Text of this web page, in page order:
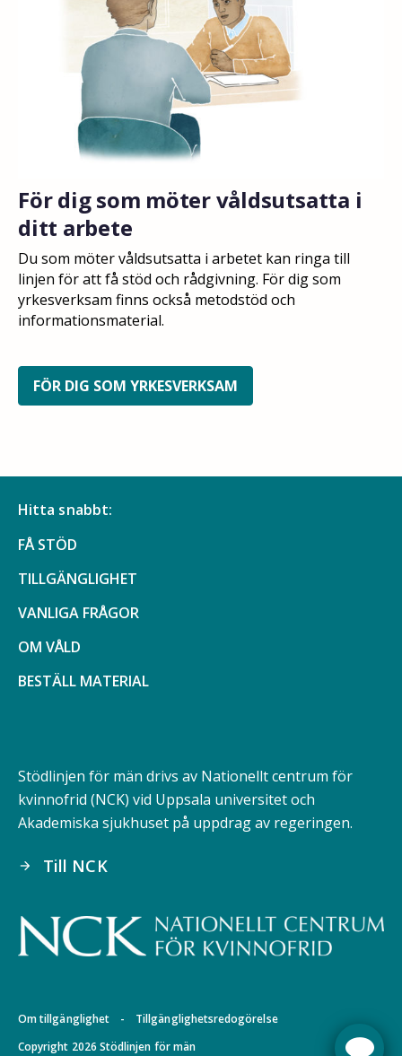
För dig som möter våldsutsatta i
ditt arbete
Du som möter våldsutsatta i arbetet kan ringa till
linjen för att få stöd och rådgivning. För dig som
yrkesverksam finns också metodstöd och
informationsmaterial.
FÖR DIG SOM YRKESVERKSAM
Hitta snabbt:
FÅ STÖD
TILLGÄNGLIGHET
VANLIGA FRÅGOR
OM VÅLD
BESTÄLL MATERIAL
Stödlinjen för män drivs av Nationellt centrum för
kvinnofrid (NCK) vid Uppsala universitet och
Akademiska sjukhuset på uppdrag av regeringen.
arrow_forward Till NCK
Copyright 2026 Stödlinjen för män
Om tillgänglighet - Tillgänglighetsredogörelse